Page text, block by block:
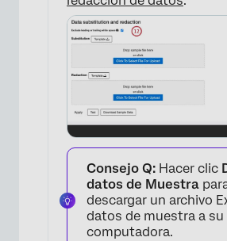
Consejo Q: Hacer clic
datos de Muestra
descargar un archivo
datos de muestra a su
computadora.